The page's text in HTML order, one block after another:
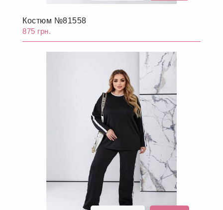
Костюм №81558
875 грн.